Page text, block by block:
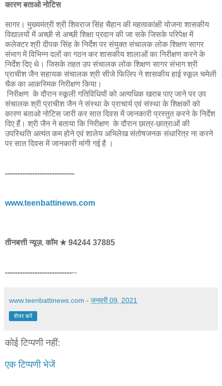
कारण बताओ नोटिस
सागर। मुख्यमंत्री श्री शिवराज सिंह चैहान की महत्वकांक्षी योजना शासकीय
विद्यालयों में अच्छी से अच्छी शिक्षा प्रदान की जा सके जिसके परिपेक्ष में
कलेक्टर श्री दीपक सिंह के निर्देश पर संयुक्त संचालक लोक शिक्षण सागर
संभाग में विभिन्न दलों का गठन कर शासकीय शालाओं का निरीक्षण करने के
निर्देश दिए थे। जिसके तहत उप संचालक लोक शिक्षण सागर संभाग श्री
प्राचीश जैन सहायक संचालक श्री सीजे फिलिप ने शासकीय हाई स्कूल चमेली
चैक का आकस्मिक निरीक्षण किया।
निरीक्षण के दौरान स्कूली गतिविधियों को अत्यधिक खराब पाए जाने पर उप
संचालक श्री प्राचीश जैन ने संस्था के प्राचार्य एवं संस्था के शिक्षकों को
कारण बताओ नोटिस जारी कर सात दिवस में जानकारी प्रस्तुत करने के निर्देश
दिए हैं। श्री जैन ने बताया कि निरीक्षण के दौरान छात्र-छात्राओं की
उपस्थिति अत्यंत कम होने एवं शालेय अभिलेख संतोषजनक संधारित्र ना करने
पर सात दिवस में जानकारी मांगी गई है ।
----------------------------
www.teenbattinews.com
तीनबत्ती न्यूज़. कॉम ★ 94244 37885
-----------------------------
www.teenbattinews.com - जनवरी 09, 2021
शेयर करें
कोई टिप्पणी नहीं:
एक टिप्पणी भेजें